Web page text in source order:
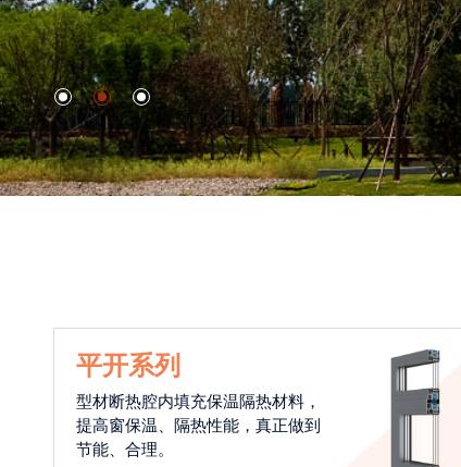
平开系列
型材断热腔内填充保温隔热材料，
提高窗保温、隔热性能，真正做到
节能、合理。